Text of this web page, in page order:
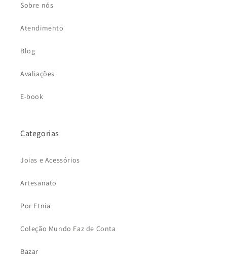
Sobre nós
Atendimento
Blog
Avaliações
E-book
Categorias
Joias e Acessórios
Artesanato
Por Etnia
Coleção Mundo Faz de Conta
Bazar